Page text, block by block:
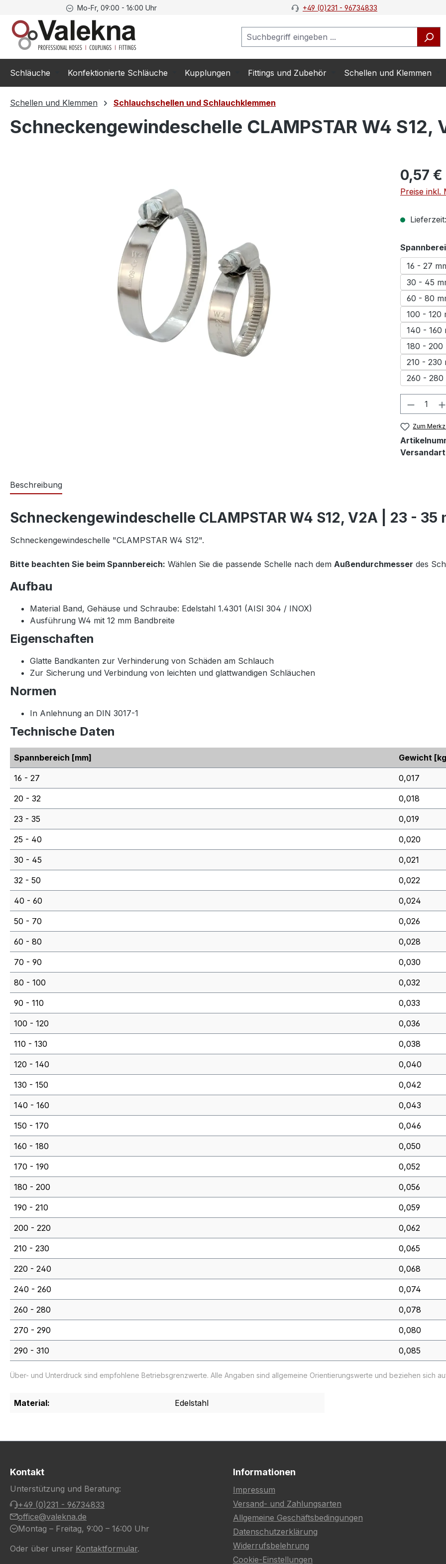
Zur Hauptnavigation springen
Mo-Fr, 09:00 - 16:00 Uhr +49 (0)231 - 96734833
Schläuche Konfektionierte Schläuche Kupplungen Fittings und Zubehör Schellen und Klemmen
Schellen und Klemmen Schlauchschellen und Schlauchklemmen
Schneckengewindeschelle CLAMPSTAR W4 S12,
0,57 €
Preise inkl.
16 - 27
30 - 45
60 - 80
100 - 120
140 - 160
180 - 200
210 - 230
260 - 280
Zum
Beschreibung
Schneckengewindeschelle CLAMPSTAR W4 S12, V2A | 23 - 35
Schneckengewindeschelle "CLAMPSTAR W4 S12".
Bitte beachten Sie beim Spannbereich: Wählen Sie die passende Schelle nach dem Außendurchmesser des
Aufbau
Material Band, Gehäuse und Schraube: Edelstahl 1.4301 (AISI 304 / INOX)
Ausführung W4 mit 12 mm Bandbreite
Eigenschaften
Glatte Bandkanten zur Verhinderung von Schäden am Schlauch
Zur Sicherung und Verbindung von leichten und glattwandigen Schläuchen
Normen
In Anlehnung an DIN 3017-1
Technische Daten
Spannbereich [mm] Gewicht
16 - 27 0,017
20 - 32 0,018
23 - 35 0,019
25 - 40 0,020
30 - 45 0,021
32 - 50 0,022
40 - 60 0,024
50 - 70 0,026
60 - 80 0,028
70 - 90 0,030
80 - 100 0,032
90 - 110 0,033
100 - 120 0,036
110 - 130 0,038
120 - 140 0,040
130 - 150 0,042
140 - 160 0,043
150 - 170 0,046
160 - 180 0,050
170 - 190 0,052
180 - 200 0,056
190 - 210 0,059
200 - 220 0,062
210 - 230 0,065
220 - 240 0,068
240 - 260 0,074
260 - 280 0,078
270 - 290 0,080
290 - 310 0,085
Über- und Unterdruck sind empfohlene Betriebsgrenzwerte. Alle Angaben sind allgemeine Orientierungswerte und beziehen sich
Material: Edelstahl
Kontakt
Unterstützung und Beratung:
+49 (0)231 - 96734833
office@valekna.de
Montag – Freitag, 9:00 – 16:00 Uhr
Oder über unser Kontaktformular.
Informationen
Impressum
Versand- und Zahlungsarten
Allgemeine Geschäftsbedingungen
Datenschutzerklärung
Widerrufsbelehrung
Cookie-Einstellungen